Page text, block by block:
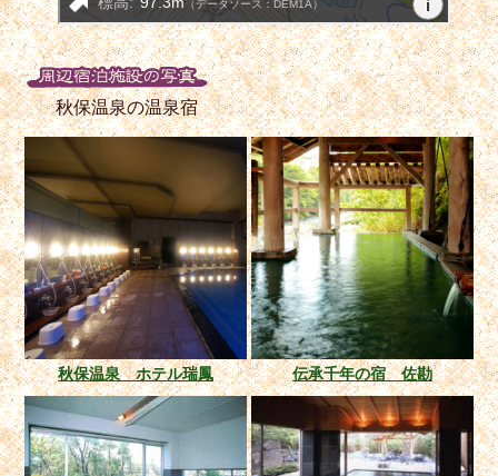
秋保温泉の温泉宿
秋保温泉 ホテル瑞鳳 伝承千年の宿 佐勘